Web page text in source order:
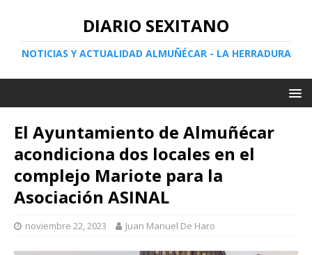
DIARIO SEXITANO
NOTICIAS Y ACTUALIDAD ALMUÑÉCAR - LA HERRADURA
El Ayuntamiento de Almuñécar
acondiciona dos locales en el
complejo Mariote para la
Asociación ASINAL
noviembre 22, 2023 Juan Manuel De Haro